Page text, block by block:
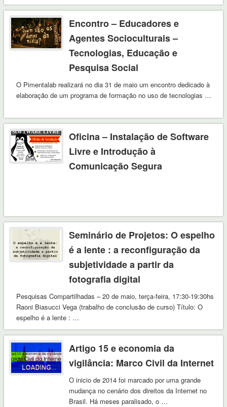
reconfigurações politico-sociais O que podemos
Encontro – Educadores e
Agentes Socioculturais –
Tecnologias, Educação e
Pesquisa Social
O Pimentalab realizará no dia 31 de maio um encontro dedicado à
elaboração de um programa de formação no uso de tecnologias …
Oficina – Instalação de Software
Livre e Introdução à
Comunicação Segura
Seminário de Projetos: O espelho
é a lente : a reconfiguração da
subjetividade a partir da
fotografia digital
Pesquisas Compartilhadas – 20 de maio, terça-feira, 17:30-19:30hs
Raoni Biasucci Vega (trabalho de conclusão de curso) Título: O
espelho é a lente : …
Artigo 15 e economia da
vigilância: Marco Civil da Internet
O inicio de 2014 foi marcado por uma grande
mudança no cenário dos direitos da Internet no
Brasil. Há meses paralisado, o …